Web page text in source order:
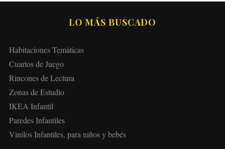
LO MÁS BUSCADO
Habitaciones Temáticas
Cuartos de Juego
Rincones de Lectura
Zonas de Estudio
IKEA Infantil
Paredes Infantiles
Vinilos Infantiles, para niños y bebés